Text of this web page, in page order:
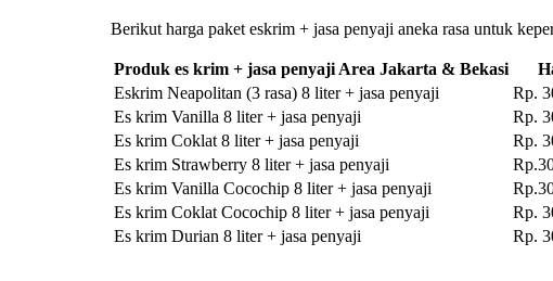
Berikut harga paket eskrim + jasa penyaji aneka rasa untuk
Produk es krim + jasa penyaji Area Jakarta & Bekasi
Eskrim Neapolitan (3 rasa) 8 liter + jasa penyaji
Rp.
Es krim Vanilla 8 liter + jasa penyaji
Rp.
Es krim Coklat 8 liter + jasa penyaji
Rp.
Es krim Strawberry 8 liter + jasa penyaji
Es krim Vanilla Cocochip 8 liter + jasa penyaji
Es krim Coklat Cocochip 8 liter + jasa penyaji
Rp.
Es krim Durian 8 liter + jasa penyaji
Rp.